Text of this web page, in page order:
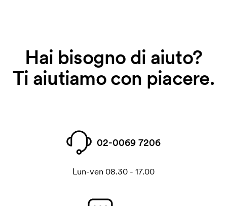
Hai bisogno di aiuto?
Ti aiutiamo con piacere.
02-0069 7206
Lun-ven 08.30 - 17.00